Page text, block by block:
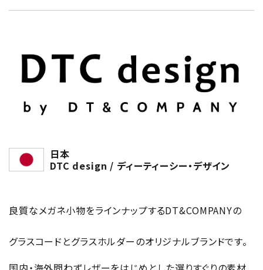
日本
DTC design / ディーティーシー・デザイン
良質なメガネ小物をラインナップするDT&COMPANYの
グラスコードとグラスホルダーのオリジナルブランドです。